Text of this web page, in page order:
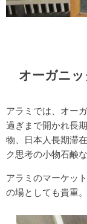
オーガニ
アラミでは、オー
過ぎまで開かれ長
物、日本人長期滞
ク思考の小物石鹸
アラミのマーケッ
の場としても貴重。